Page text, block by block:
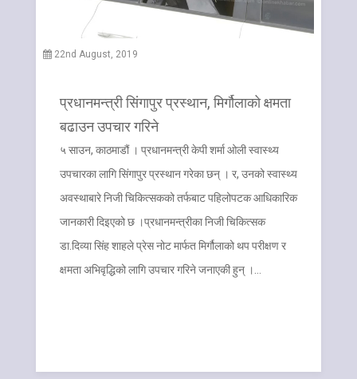
22nd August, 2019
प्रधानमन्त्री सिंगापुर प्रस्थान, मिर्गौलाको क्षमता
बढाउन उपचार गरिने
५ साउन, काठमाडौं । प्रधानमन्त्री केपी शर्मा ओली स्वास्थ्य
उपचारका लागि सिंगापुर प्रस्थान गरेका छन् । र, उनको स्वास्थ्य
अवस्थाबारे निजी चिकित्सकको तर्फबाट पहिलोपटक आधिकारिक
जानकारी दिइएको छ ।प्रधानमन्त्रीका निजी चिकित्सक
डा.दिव्या सिंह शाहले प्रेस नोट मार्फत मिर्गौलाको थप परीक्षण र
क्षमता अभिवृद्धिको लागि उपचार गरिने जनाएकी हुन् ।…